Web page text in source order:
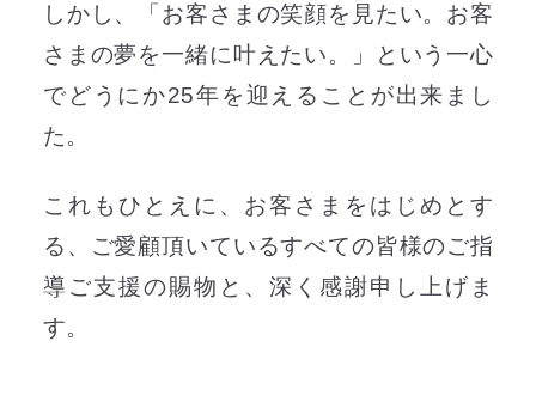
しかし、「お客さまの笑顔を見たい。お客
さまの夢を一緒に叶えたい。」という一心
でどうにか25年を迎えることが出来まし
た。
これもひとえに、お客さまをはじめとす
る、ご愛顧頂いているすべての皆様のご指
導ご支援の賜物と、深く感謝申し上げま
す。